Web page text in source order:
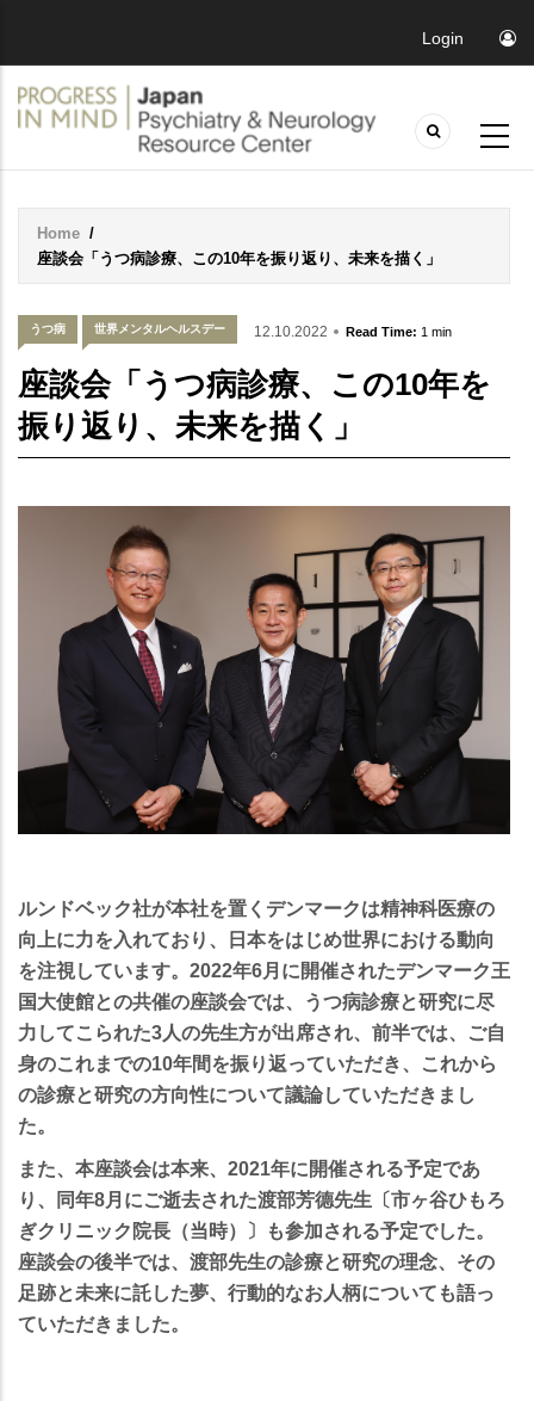
Login
Breadcrumb
Home /
座談会「うつ病診療、この10年を振り返り、未来を描く」
うつ病 世界メンタルヘルスデー 12.10.2022 Read Time: 1 min
座談会「うつ病診療、この10年を
振り返り、未来を描く」
ルンドベック社が本社を置くデンマークは精神科医療の
向上に力を入れており、日本をはじめ世界における動向
を注視しています。2022年6月に開催されたデンマーク王
国大使館との共催の座談会では、うつ病診療と研究に尽
力してこられた3人の先生方が出席され、前半では、ご自
身のこれまでの10年間を振り返っていただき、これから
の診療と研究の方向性について議論していただきまし
た。
また、本座談会は本来、2021年に開催される予定であ
り、同年8月にご逝去された渡部芳德先生〔市ヶ谷ひもろ
ぎクリニック院長（当時）〕も参加される予定でした。
座談会の後半では、渡部先生の診療と研究の理念、その
足跡と未来に託した夢、行動的なお人柄についても語っ
ていただきました。